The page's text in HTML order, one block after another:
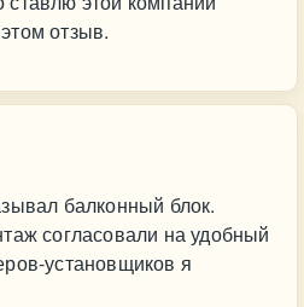
отзыв.
балконный блок.
согласовали на удобный
установщиков я